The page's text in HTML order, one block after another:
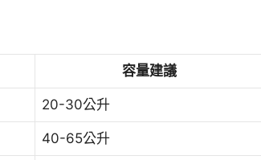
容量建議
20-30公升
40-65公升